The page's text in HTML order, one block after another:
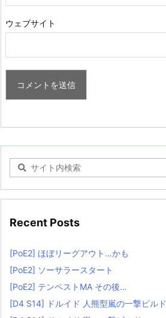
ウェブサイト
Recent Posts
[PoE2] ほぼリーグアウト…かも
[PoE2] ソーサラースタート
[PoE2] テンペストMA その後…
[D4 S14] ドルイド 人熊型嵐の一撃ビルド